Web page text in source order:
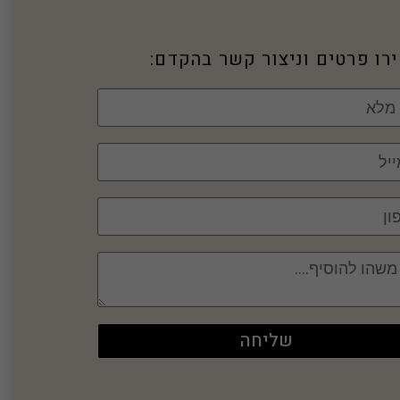
פרטים וניצור קשר בהקדם:
שליחה